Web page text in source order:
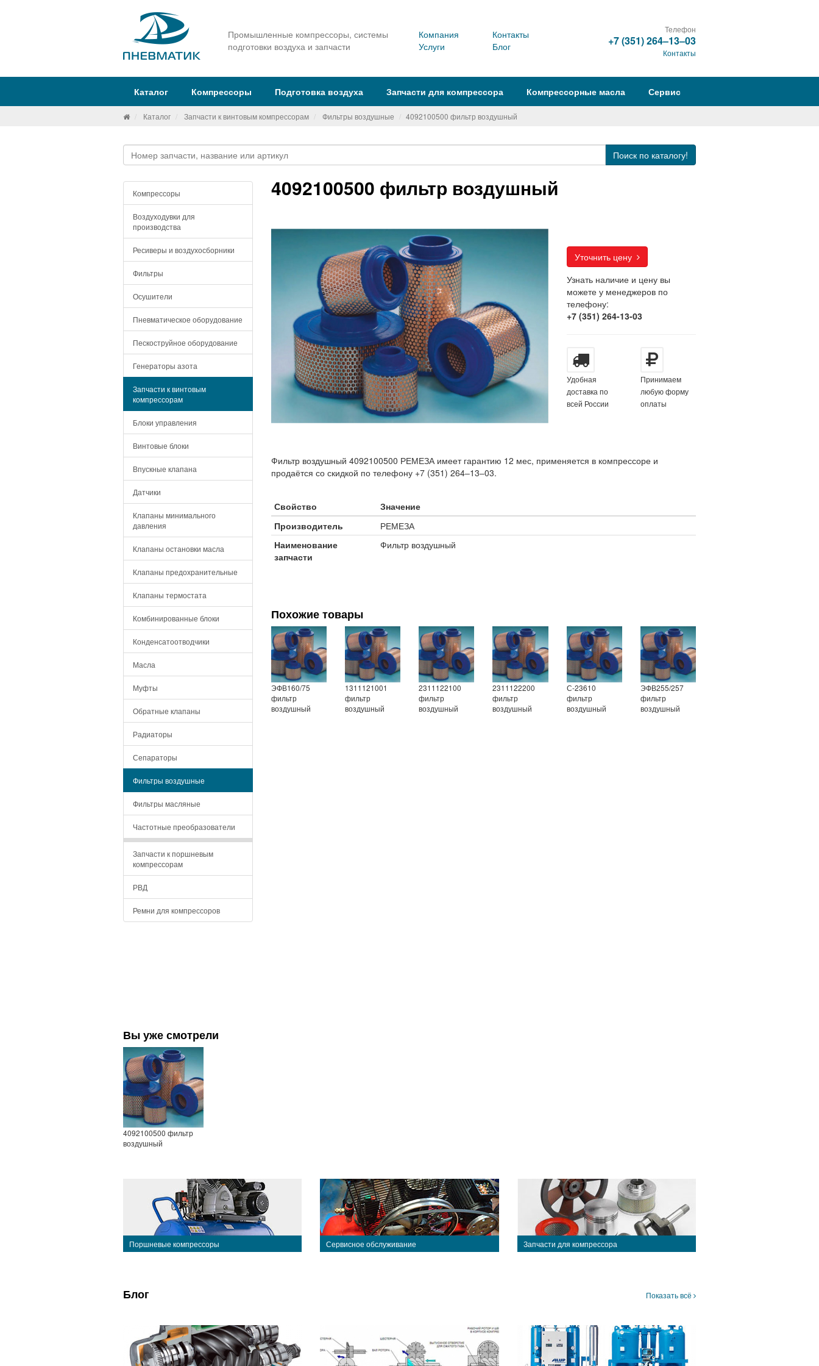
Промышленные компрессоры, системы
подготовки воздуха и запчасти
Компания
Услуги
Контакты
Блог
Телефон
+7 (351) 264‒13‒03
Контакты
Каталог Компрессоры Подготовка воздуха Запчасти для компрессора Компрессорные масла Сервис
Каталог Запчасти к винтовым компрессорам Фильтры воздушные 4092100500 фильтр воздушный
Поиск по каталогу!
Компрессоры
Воздуходувки для
производства
Ресиверы и воздухосборники
Фильтры
Осушители
Пневматическое оборудование
Пескоструйное оборудование
Генераторы азота
Запчасти к винтовым
компрессорам
Блоки управления
Винтовые блоки
Впускные клапана
Датчики
Клапаны минимального
давления
Клапаны остановки масла
Клапаны предохранительные
Клапаны термостата
Комбинированные блоки
Конденсатоотводчики
Масла
Муфты
Обратные клапаны
Радиаторы
Сепараторы
Фильтры воздушные
Фильтры масляные
Частотные преобразователи
Запчасти к поршневым
компрессорам
РВД
Ремни для компрессоров
4092100500 фильтр воздушный
Уточнить цену
Узнать наличие и цену вы
можете у менеджеров по
телефону:
+7 (351) 264-13-03
Удобная
доставка по
всей России
Принимаем
любую форму
оплаты
Фильтр воздушный 4092100500 РЕМЕЗА имеет гарантию 12 мес, применяется в компрессоре и
продаётся со скидкой по телефону +7 (351) 264‒13‒03.
Свойство
Значение
Производитель
РЕМЕЗА
Наименование
запчасти
Фильтр воздушный
Похожие товары
ЭФВ160/75
фильтр
воздушный
1311121001
фильтр
воздушный
2311122100
фильтр
воздушный
2311122200
фильтр
воздушный
С-23610
фильтр
воздушный
ЭФВ255/257
фильтр
воздушный
Вы уже смотрели
4092100500 фильтр
воздушный
Поршневые компрессоры Сервисное обслуживание Запчасти для компрессора
Блог Показать всё